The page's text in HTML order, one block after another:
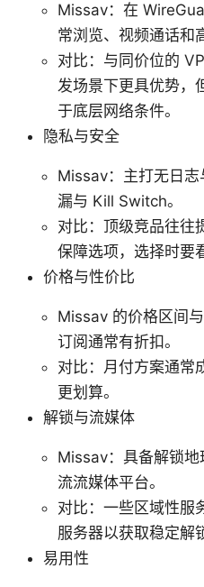
Missav：在
常浏览、视频通话和
对比：与同价位的
发场景下更具优势，
于底层网络条件。
隐私与安全
Missav：主打无日
漏与 Kill Switch。
对比：顶级竞品往往
保障选项，选择时要
价格与性价比
Missav 的价格区间
订阅通常有折扣。
对比：月付方案通常
更划算。
解锁与流媒体
Missav：具备解锁
流流媒体平台。
对比：一些区域性服
服务器以获取稳定解
易用性